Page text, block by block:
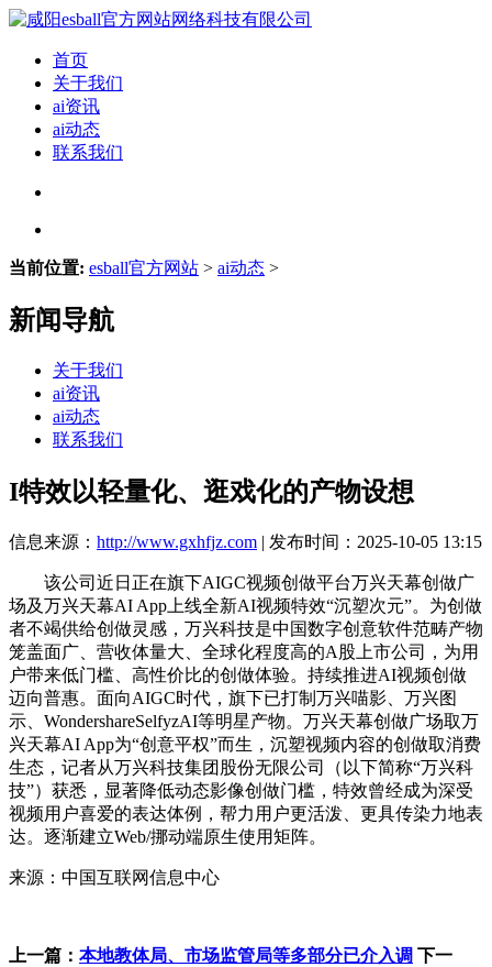
首页
关于我们
ai资讯
ai动态
联系我们
当前位置: esball官方网站 > ai动态 >
新闻导航
关于我们
ai资讯
ai动态
联系我们
I特效以轻量化、逛戏化的产物设想
信息来源： http://www.gxhfjz.com | 发布时间：2025-10-05 13:15
该公司近日正在旗下AIGC视频创做平台万兴天幕创做广
场及万兴天幕AI App上线全新AI视频特效“沉塑次元”。为创做
者不竭供给创做灵感，万兴科技是中国数字创意软件范畴产物
笼盖面广、营收体量大、全球化程度高的A股上市公司，为用
户带来低门槛、高性价比的创做体验。持续推进AI视频创做
迈向普惠。面向AIGC时代，旗下已打制万兴喵影、万兴图
示、WondershareSelfyzAI等明星产物。万兴天幕创做广场取万
兴天幕AI App为“创意平权”而生，沉塑视频内容的创做取消费
生态，记者从万兴科技集团股份无限公司（以下简称“万兴科
技”）获悉，显著降低动态影像创做门槛，特效曾经成为深受
视频用户喜爱的表达体例，帮力用户更活泼、更具传染力地表
达。逐渐建立Web/挪动端原生使用矩阵。
来源：中国互联网信息中心
上一篇： 本地教体局、市场监管局等多部分已介入调 下一